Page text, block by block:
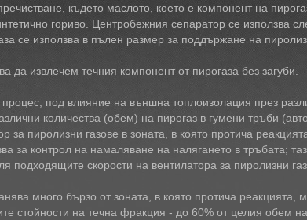
където маслото, което е компонент на
гориво. Центробежния сепаратор се използва
се използва в пълен размер за поддържане на
да извлечем течния компонент от пирогаза без загуби.
под влияние на външна топлоизолация през
количества (обем) на пирогаз в гумени тръби
за пиролизни газове в зоната, в която протича
за контрол на намаляване на налягането в тръбата;
подходящите скорости на вентилатора за пиролизни
много бързо от зоната, в която протича реакцията,
стойности на течна фракция - до 60% от целия обем